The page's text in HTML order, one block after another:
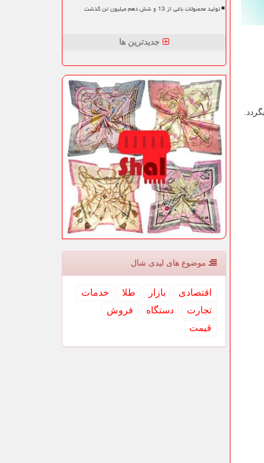
تولید محصولات باغی از 13 و شش دهم میلیون تن گذشت
جدیدترین ها
موضوع های لیدی شال
اقتصادی بازار طلا
خدمات
تجارت
دستگاه
فروش
قیمت